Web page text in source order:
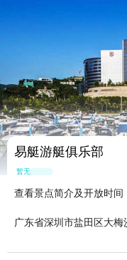
易艇游艇俱乐部
暂无点评
查看景点简介及开放时间
广东省深圳市盐田区大梅